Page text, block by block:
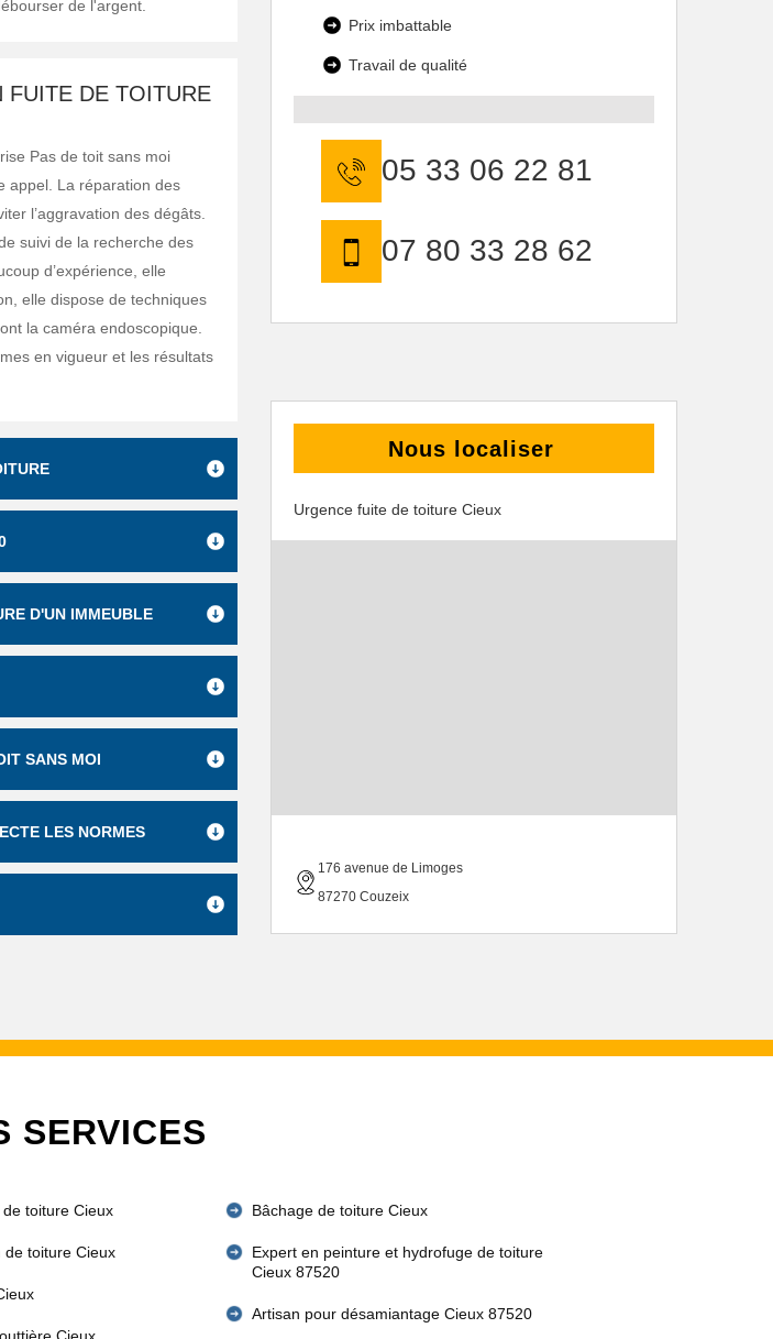
de l'argent.
FUITE DE TOITURE
Pas de toit sans moi
appel. La réparation des
l’aggravation des dégâts.
suivi de la recherche des
d’expérience, elle
elle dispose de techniques
la caméra endoscopique.
en vigueur et les résultats
D'UN IMMEUBLE
SANS MOI
LES NORMES
Prix imbattable
Travail de qualité
05 33 06 22 81
07 80 33 28 62
Nous localiser
Urgence fuite de toiture Cieux
176 avenue de Limoges
87270 Couzeix
SERVICES
toiture Cieux
de toiture Cieux
Bâchage de toiture Cieux
Expert en peinture et hydrofuge de toiture
Cieux 87520
Artisan pour désamiantage Cieux 87520